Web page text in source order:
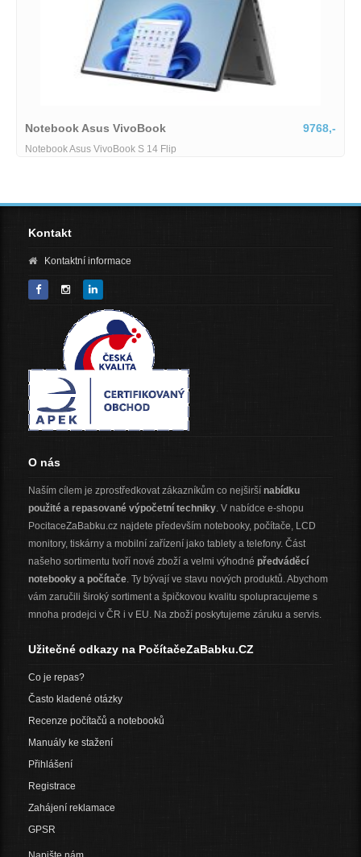
Notebook Asus VivoBook 9768,-
Notebook Asus VivoBook S 14 Flip
Kontakt
Kontaktní informace
O nás
Naším cílem je zprostředkovat zákazníkům co nejširší nabídku
použité a repasované výpočetní techniky. V nabídce e-shopu
PocitaceZaBabku.cz najdete především notebooky, počítače, LCD
monitory, tiskárny a mobilní zařízení jako tablety a telefony. Část
našeho sortimentu tvoří nové zboží a velmi výhodné předváděcí
notebooky a počítače. Ty bývají ve stavu nových produktů. Abychom
vám zaručili široký sortiment a špičkovou kvalitu spolupracujeme s
mnoha prodejci v ČR i v EU. Na zboží poskytujeme záruku a servis.
Užitečné odkazy na PočítačeZaBabku.CZ
Co je repas?
Často kladené otázky
Recenze počítačů a notebooků
Manuály ke stažení
Přihlášení
Registrace
Zahájení reklamace
GPSR